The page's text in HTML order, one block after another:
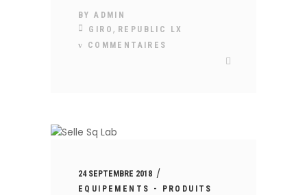
BYADMIN
GIRO, REPUBLIC LX
COMMENTAIRES
24 SEPTEMBRE 2018
EQUIPEMENTS - PRODUITS